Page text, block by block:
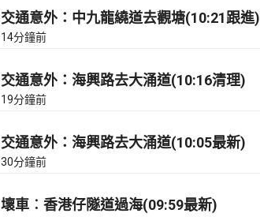
交通意外：中九龍繞道去觀塘(10:21跟進)
14分鐘前
交通意外：海興路去大涌道(10:16清理)
19分鐘前
交通意外：海興路去大涌道(10:05最新)
30分鐘前
壞車︰香港仔隧道過海(09:59最新)